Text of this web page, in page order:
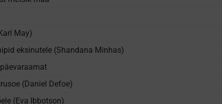
May)
eksinutele (Shandana Minhas)
(Daniel Defoe)
(Eva Ibbotson)